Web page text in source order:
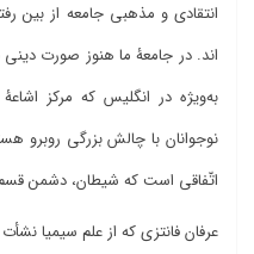
انتقادی و مذهبی جامعه از بین
اند. در جامعۀ ما هنوز صورت دینی
بهویژه در انگلیس که مرکز
نوجوانان با چالش بزرگی روبرو
اتّفاقی است که شیطان، دشمن
عرفان فانتزی که از علم سیمیا